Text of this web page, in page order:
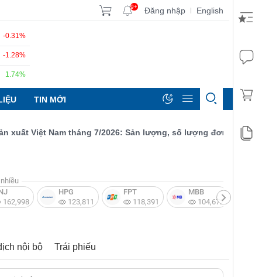
9+ Đăng nhập | English
-0.31%
-1.28%
1.74%
TIN MỚI
Việt Nam tháng 7/2026: Sản lượng, số lượng đơn đặt hàng
162,998
HPG
123,811
FPT
118,391
MBB
104,672
nội bộ Trái phiếu